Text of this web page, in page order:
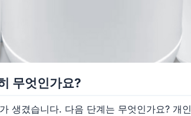
무엇인가요?
생겼습니다. 다음 단계는 무엇인가요? 개